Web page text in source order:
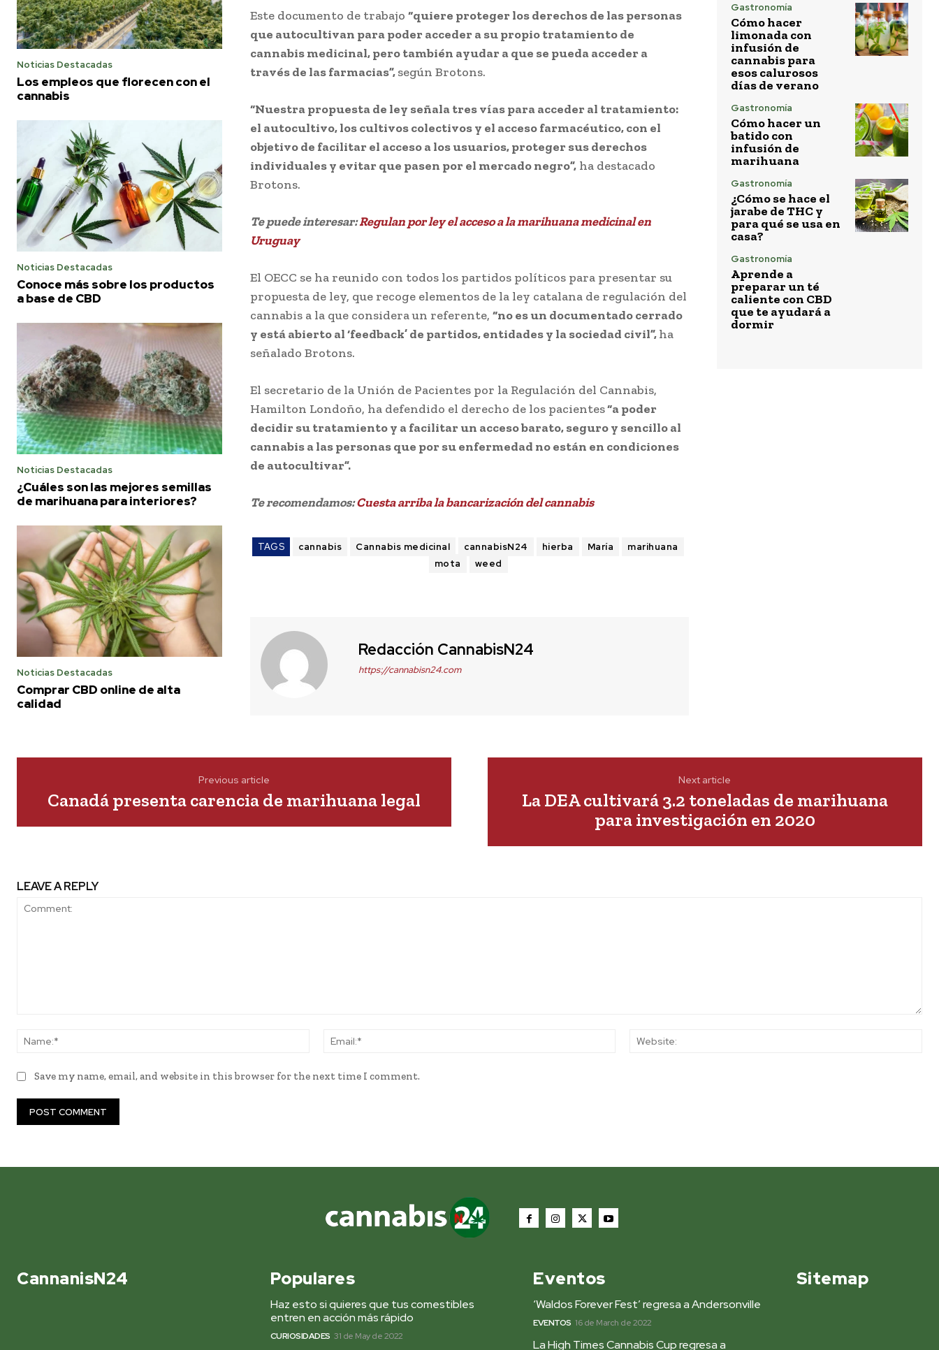
Noticias Destacadas
Los empleos que florecen con el
cannabis
Noticias Destacadas
Conoce más sobre los productos
a base de CBD
Noticias Destacadas
¿Cuáles son las mejores semillas
de marihuana para interiores?
Noticias Destacadas
Comprar CBD online de alta
calidad
Este documento de trabajo “quiere proteger los derechos de las personas
que autocultivan para poder acceder a su propio tratamiento de
cannabis medicinal, pero también ayudar a que se pueda acceder a
través de las farmacias”,según Brotons.
“Nuestra propuesta de ley señala tres vías para acceder al tratamiento:
el autocultivo, los cultivos colectivos y el acceso farmacéutico, con el
objetivo de facilitar el acceso a los usuarios, proteger sus derechos
individuales y evitar que pasen por el mercado negro”, ha destacado
Brotons.
Te puede interesar:Regulan por ley el acceso a la marihuana medicinal en
Uruguay
El OECC se ha reunido con todos los partidos políticos para presentar su
propuesta de ley, que recoge elementos de la ley catalana de regulación del
cannabis a la que considera un referente, “no es un documentado cerrado
y está abierto al ‘feedback’ de partidos, entidades y la sociedad civil”,ha
señalado Brotons.
El secretario de la Unión de Pacientes por la Regulación del Cannabis,
Hamilton Londoño, ha defendido el derecho de los pacientes“a poder
decidir su tratamiento y a facilitar un acceso barato, seguro y sencillo al
cannabis a las personas que por su enfermedad no están en condiciones
de autocultivar”.
Te recomendamos:Cuesta arriba la bancarización del cannabis
TAGS cannabis Cannabis medicinal cannabisN24 hierba María
marihuana
mota
weed
Redacción CannabisN24
https://cannabisn24.com
Gastronomía
Cómo hacer
limonada con
infusión de
cannabis para
esos calurosos
días de verano
Gastronomía
Cómo hacer un
batido con
infusión de
marihuana
Gastronomía
¿Cómo se hace el
jarabe de THC y
para qué se usa en
casa?
Gastronomía
Aprende a
preparar un té
caliente con CBD
que te ayudará a
dormir
Previous article
Canadá presenta carencia de marihuana legal
Next article
La DEA cultivará 3.2 toneladas de marihuana
para investigación en 2020
LEAVE A REPLY
Name:*
Email:*
Save my name, email, and website in this browser for the next time I comment.
CannanisN24 Populares
Haz esto si quieres que tus comestibles
entren en acción más rápido
CURIOSIDADES 31 de May de 2022
Eventos
‘Waldos Forever Fest’ regresa a Andersonville
EVENTOS 16 de March de 2022
La High Times Cannabis Cup regresa a
Sitemap